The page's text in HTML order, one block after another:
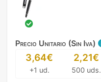
Precio Unitario (Sin Iva)
3,64€
+1 ud.
2,21€
500 uds.